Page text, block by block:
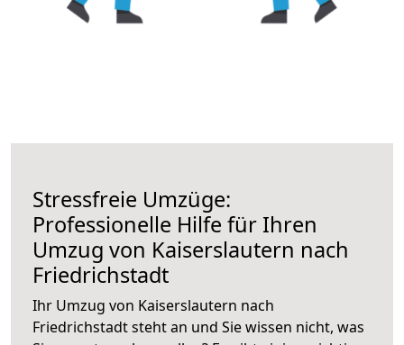
Stressfreie Umzüge:
Professionelle Hilfe für Ihren
Umzug von Kaiserslautern nach
Friedrichstadt
Ihr Umzug von Kaiserslautern nach
Friedrichstadt steht an und Sie wissen nicht, was